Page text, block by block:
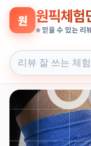
원 원픽체험
⭐ 믿을 수 있는 리